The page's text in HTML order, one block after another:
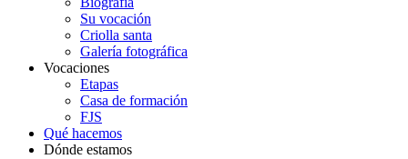
Su vocación
Criolla santa
Galería fotográfica
Vocaciones
Etapas
Casa de formación
FJS
Qué hacemos
Dónde estamos